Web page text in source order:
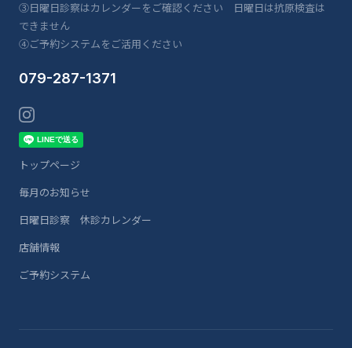
③日曜日診察はカレンダーをご確認ください 日曜日は抗原検査は
できません
④ご予約システムをご活用ください
079-287-1371
トップページ
毎月のお知らせ
日曜日診察 休診カレンダー
店舗情報
ご予約システム